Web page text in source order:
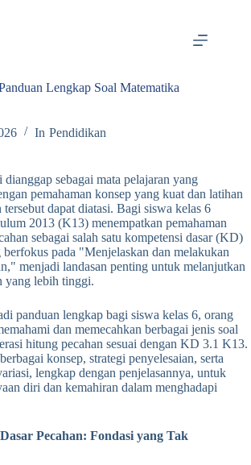
Lengkap Soal Matematika
In Pendidikan
sebagai mata pelajaran yang
pemahaman konsep yang kuat dan latihan
dapat diatasi. Bagi siswa kelas 6
2013 (K13) menempatkan pemahaman
sebagai salah satu kompetensi dasar (KD)
pada "Menjelaskan dan melakukan
menjadi landasan penting untuk melanjutkan
yang lebih tinggi.
panduan lengkap bagi siswa kelas 6, orang
dan memecahkan berbagai jenis soal
hitung pecahan sesuai dengan KD 3.1 K13.
konsep, strategi penyelesaian, serta
lengkap dengan penjelasannya, untuk
diri dan kemahiran dalam menghadapi
Pecahan: Fondasi yang Tak